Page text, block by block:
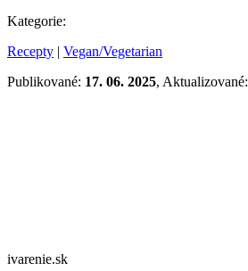
Kategorie:
Recepty | Vegan/Vegetarian
Publikované: 17. 06. 2025, Aktualizované:
ivarenie.sk